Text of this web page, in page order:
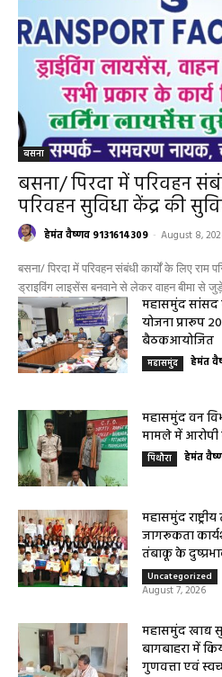
बसना
बसना/ पिरदा में परिवहन
परिवहन सुविधा केंद्र की
हेमंत वैष्णव 9131614309 August 8,
बसना/ पिरदा में परिवहन संबंधी कार्यों के लिए राम
ड्राइविंग लाइसेंस बनवाने से लेकर वाहन बीमा से जुड़े
महासमुंद सांसद
योजना प्रारूप
बैठकआयोजित
महासमुंद हेमंत
महासमुंद वन
मामले में आरोपी
पिथौरा हेमंत
महासमुंद
जागरूकता
तंबाकू के
Uncategorized
August 7, 2026
महासमुंद खाद्य
बागबाहरा में